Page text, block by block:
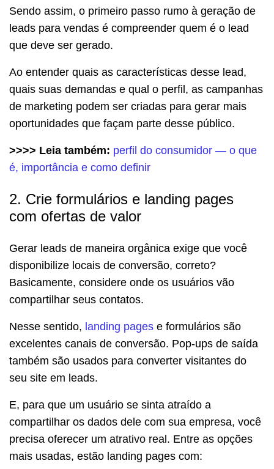
Sendo assim, o primeiro passo rumo à geração de
leads para vendas é compreender quem é o lead
que deve ser gerado.
Ao entender quais as características desse lead,
quais suas demandas e qual o perfil, as campanhas
de marketing podem ser criadas para gerar mais
oportunidades que façam parte desse público.
>>>> Leia também: perfil do consumidor — o que
é, importância e como definir
2. Crie formulários e landing pages
com ofertas de valor
Gerar leads de maneira orgânica exige que você
disponibilize locais de conversão, correto?
Basicamente, considere onde os usuários vão
compartilhar seus contatos.
Nesse sentido, landing pages e formulários são
excelentes canais de conversão. Pop-ups de saída
também são usados para converter visitantes do
seu site em leads.
E, para que um usuário se sinta atraído a
compartilhar os dados dele com sua empresa, você
precisa oferecer um atrativo real. Entre as opções
mais usadas, estão landing pages com: